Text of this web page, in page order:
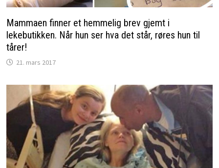
Mammaen finner et hemmelig brev gjemt i
lekebutikken. Når hun ser hva det står, røres hun til
tårer!
21. mars 2017